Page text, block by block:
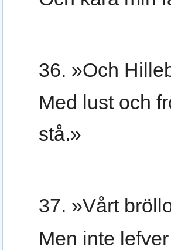
36. »Och
Med lust och
stå.»
37. »Vårt
Men inte